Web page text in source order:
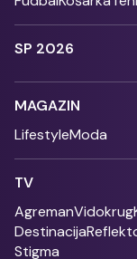
SP 2026
MAGAZIN
LifestyleModa
TV
AgremanVidokrug
Destinacija
Stigma